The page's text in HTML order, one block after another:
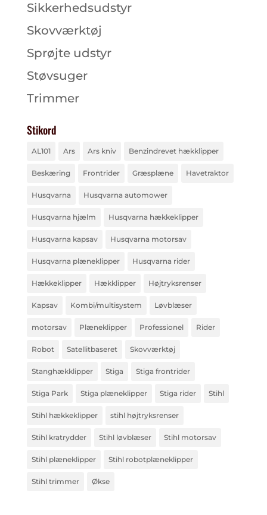
Sikkerhedsudstyr
Skovværktøj
Sprøjte udstyr
Støvsuger
Trimmer
Stikord
AL101 Ars Ars kniv Benzindrevet hækklipper
Beskæring Frontrider Græsplæne Havetraktor
Husqvarna Husqvarna automower
Husqvarna hjælm Husqvarna hækkeklipper
Husqvarna kapsav Husqvarna motorsav
Husqvarna plæneklipper Husqvarna rider
Hækkeklipper Hækklipper Højtryksrenser
Kapsav Kombi/multisystem Løvblæser
motorsav Plæneklipper Professionel Rider
Robot Satellitbaseret Skovværktøj
Stanghækklipper Stiga Stiga frontrider
Stiga Park Stiga plæneklipper Stiga rider Stihl
Stihl hækkeklipper stihl højtryksrenser
Stihl kratrydder Stihl løvblæser Stihl motorsav
Stihl plæneklipper Stihl robotplæneklipper
Stihl trimmer Økse